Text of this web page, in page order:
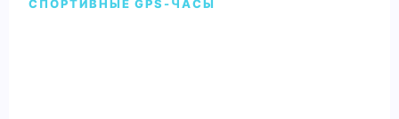
СПОРТИВНЫЕ GPS-ЧАСЫ